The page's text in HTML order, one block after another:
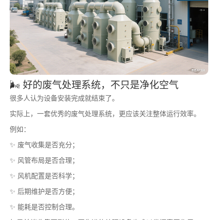
🌬️ 好的废气处理系统，不只是净化空气
很多人认为设备安装完成就结束了。
实际上，一套优秀的废气处理系统，更应该关注整体运行效率。
例如：
✨ 废气收集是否充分；
✨ 风管布局是否合理；
✨ 风机配置是否科学；
✨ 后期维护是否方便；
✨ 能耗是否控制合理。